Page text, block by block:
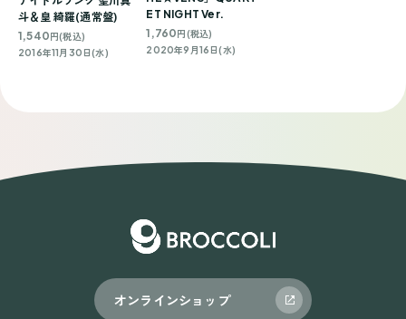
斗＆皇 綺羅(通常盤)
1,540円(税込)
2016年11月30日(水)
ET NIGHT Ver.
1,760円(税込)
2020年9月16日(水)
オンラインショップ